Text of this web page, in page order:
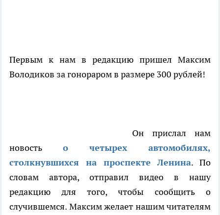
Первым к нам в редакцию пришел Максим
Володиков за гонораром в размере 300 рублей!
Он прислал нам
новость о четырех автомобилях,
столкнувшихся на проспекте Ленина. По
словам автора, отправил видео в нашу
редакцию для того, чтобы сообщить о
случившемся. Максим желает нашим читателям